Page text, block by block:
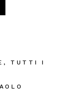
, TUTTI I